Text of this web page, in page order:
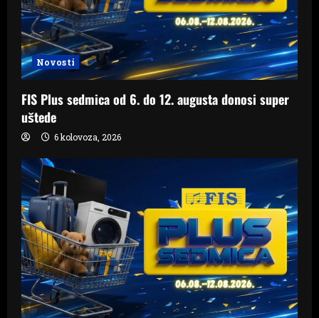
Novosti
FIS Plus sedmica od 6. do 12. augusta donosi super
uštede
6 kolovoza, 2026